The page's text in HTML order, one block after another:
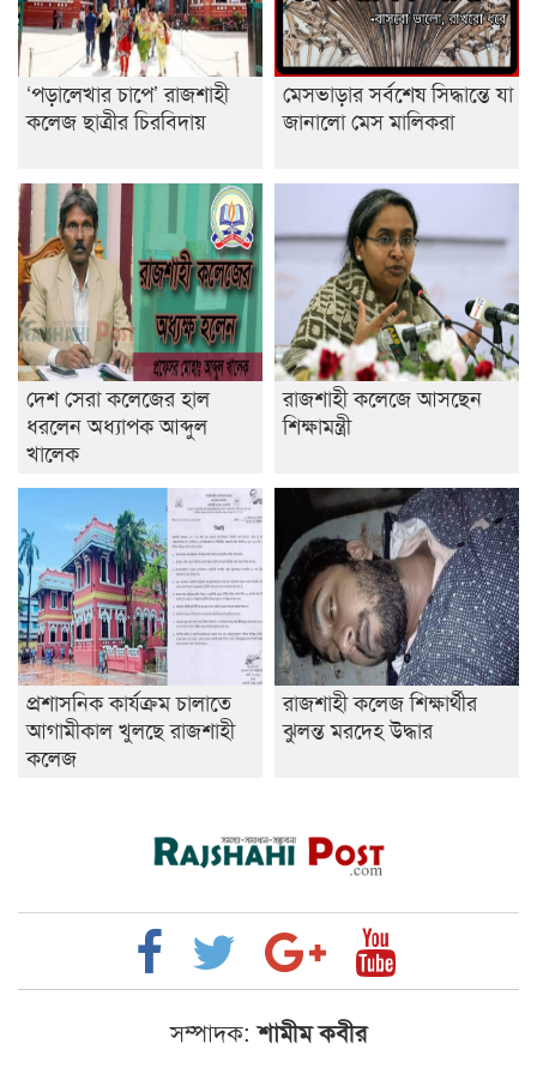
‘পড়ালেখার চাপে’ রাজশাহী
কলেজ ছাত্রীর চিরবিদায়
মেসভাড়ার সর্বশেষ সিদ্ধান্তে যা
জানালো মেস মালিকরা
দেশ সেরা কলেজের হাল
ধরলেন অধ্যাপক আব্দুল
খালেক
রাজশাহী কলেজে আসছেন
শিক্ষামন্ত্রী
প্রশাসনিক কার্যক্রম চালাতে
আগামীকাল খুলছে রাজশাহী
কলেজ
রাজশাহী কলেজ শিক্ষার্থীর
ঝুলন্ত মরদেহ উদ্ধার
সম্পাদক: শামীম কবীর